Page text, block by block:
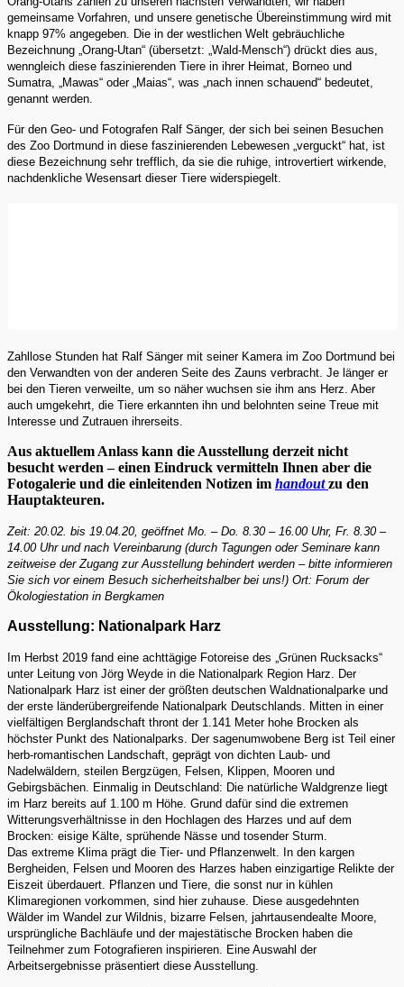
gemeinsame Vorfahren, und unsere genetische Übereinstimmung wird mit
knapp 97% angegeben. Die in der westlichen Welt gebräuchliche
Bezeichnung „Orang-Utan“ (übersetzt: „Wald-Mensch“) drückt dies aus,
wenngleich diese faszinierenden Tiere in ihrer Heimat, Borneo und
Sumatra, „Mawas“ oder „Maias“, was „nach innen schauend“ bedeutet,
genannt werden.
Für den Geo- und Fotografen Ralf Sänger, der sich bei seinen Besuchen
des Zoo Dortmund in diese faszinierenden Lebewesen „verguckt“ hat, ist
diese Bezeichnung sehr trefflich, da sie die ruhige, introvertiert wirkende,
nachdenkliche Wesensart dieser Tiere widerspiegelt.
Zahllose Stunden hat Ralf Sänger mit seiner Kamera im Zoo Dortmund bei
den Verwandten von der anderen Seite des Zauns verbracht. Je länger er
bei den Tieren verweilte, um so näher wuchsen sie ihm ans Herz. Aber
auch umgekehrt, die Tiere erkannten ihn und belohnten seine Treue mit
Interesse und Zutrauen ihrerseits.
Aus aktuellem Anlass kann die Ausstellung derzeit nicht
besucht werden – einen Eindruck vermitteln Ihnen aber die
Fotogalerie und die einleitenden Notizen im handout zu den
Hauptakteuren.
Zeit: 20.02. bis 19.04.20, geöffnet Mo. – Do. 8.30 – 16.00 Uhr, Fr. 8.30 –
14.00 Uhr und nach Vereinbarung (durch Tagungen oder Seminare kann
zeitweise der Zugang zur Ausstellung behindert werden – bitte informieren
Sie sich vor einem Besuch sicherheitshalber bei uns!) Ort: Forum der
Ökologiestation in Bergkamen
Ausstellung: Nationalpark Harz
Im Herbst 2019 fand eine achttägige Fotoreise des „Grünen Rucksacks“
unter Leitung von Jörg Weyde in die Nationalpark Region Harz. Der
Nationalpark Harz ist einer der größten deutschen Waldnationalparke und
der erste länderübergreifende Nationalpark Deutschlands. Mitten in einer
vielfältigen Berglandschaft thront der 1.141 Meter hohe Brocken als
höchster Punkt des Nationalparks. Der sagenumwobene Berg ist Teil einer
herb-romantischen Landschaft, geprägt von dichten Laub- und
Nadelwäldern, steilen Bergzügen, Felsen, Klippen, Mooren und
Gebirgsbächen. Einmalig in Deutschland: Die natürliche Waldgrenze liegt
im Harz bereits auf 1.100 m Höhe. Grund dafür sind die extremen
Witterungsverhältnisse in den Hochlagen des Harzes und auf dem
Brocken: eisige Kälte, sprühende Nässe und tosender Sturm.
Das extreme Klima prägt die Tier- und Pflanzenwelt. In den kargen
Bergheiden, Felsen und Mooren des Harzes haben einzigartige Relikte der
Eiszeit überdauert. Pflanzen und Tiere, die sonst nur in kühlen
Klimaregionen vorkommen, sind hier zuhause. Diese ausgedehnten
Wälder im Wandel zur Wildnis, bizarre Felsen, jahrtausendealte Moore,
ursprüngliche Bachläufe und der majestätische Brocken haben die
Teilnehmer zum Fotografieren inspirieren. Eine Auswahl der
Arbeitsergebnisse präsentiert diese Ausstellung.